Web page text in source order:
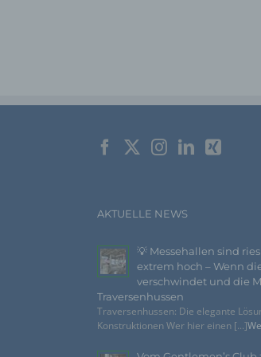
AKTUELLE NEWS
💡 Messehallen sind
extrem hoch – Wenn
verschwindet und die
Traversenhussen
Traversenhussen: Die elegante
Konstruktionen Wer hier einen [...]